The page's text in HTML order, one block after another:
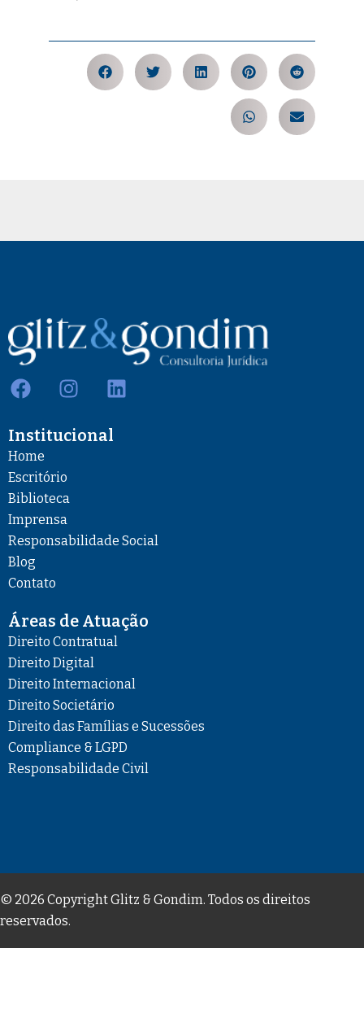
F
a
e
b
o
o
k
I
n
t
r
a
m
L
i
Institucional
Home
Escritório
Biblioteca
Imprensa
Responsabilidade Social
Blog
Contato
Áreas de Atuação
Direito Contratual
Direito Digital
Direito Internacional
Direito Societário
Direito das Famílias e Sucessões
Compliance & LGPD
Responsabilidade Civil
© 2026 Copyright Glitz & Gondim. Todos os direitos
reservados.